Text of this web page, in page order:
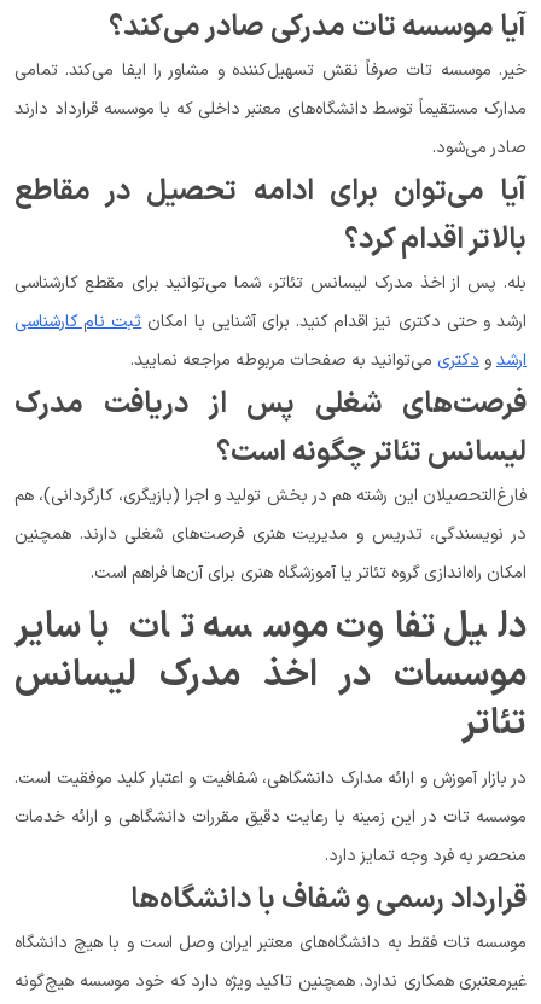
آیا موسسه تات مدرکی صادر می‌کند؟
خیر. موسسه تات صرفاً نقش تسهیل‌کننده و مشاور را ایفا می‌کند. تمامی
مدارک مستقیماً توسط دانشگاه‌های معتبر داخلی که با موسسه قرارداد دارند
صادر می‌شود.
آیا می‌توان برای ادامه تحصیل در مقاطع
بالاتر اقدام کرد؟
بله. پس از اخذ مدرک لیسانس تئاتر، شما می‌توانید برای مقطع کارشناسی
ارشد و حتی دکتری نیز اقدام کنید. برای آشنایی با امکانثبت نام کارشناسی
ارشدو دکتری می‌توانید به صفحات مربوطه مراجعه نمایید.
فرصت‌های شغلی پس از دریافت مدرک
لیسانس تئاتر چگونه است؟
فارغ‌التحصیلان این رشته هم در بخش تولید و اجرا (بازیگری، کارگردانی)، هم
در نویسندگی، تدریس و مدیریت هنری فرصت‌های شغلی دارند. همچنین
امکان راه‌اندازی گروه تئاتر یا آموزشگاه هنری برای آن‌ها فراهم است.
دلیل تفاوت موسسه تات با سایر
موسسات در اخذ مدرک لیسانس
تئاتر
در بازار آموزش و ارائه مدارک دانشگاهی، شفافیت و اعتبار کلید موفقیت است.
موسسه تات در این زمینه با رعایت دقیق مقررات دانشگاهی و ارائه خدمات
منحصر به فرد وجه تمایز دارد.
قرارداد رسمی و شفاف با دانشگاه‌ها
موسسه تات فقط به دانشگاه‌های معتبر ایران وصل است و با هیچ دانشگاه
غیرمعتبری همکاری ندارد. همچنین تاکید ویژه دارد که خود موسسه هیچ‌گونه